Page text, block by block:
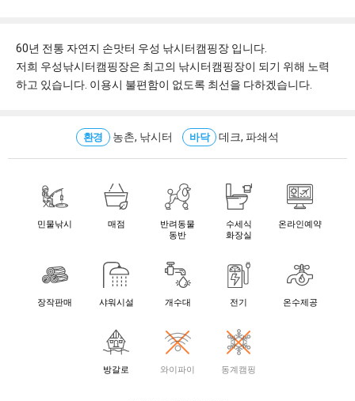
60년 전통 자연지 손맛터 우성 낚시터캠핑장 입니다.
저희 우성낚시터캠핑장은 최고의 낚시터캠핑장이 되기 위해 노력
하고 있습니다. 이용시 불편함이 없도록 최선을 다하겠습니다.
환경 농촌, 낚시터 바닥 데크, 파쇄석
민물낚시 매점
반려동물
동반
수세식
화장실
온라인예약
장작판매 샤워시설 개수대 전기 온수제공
방갈로 와이파이 동계캠핑